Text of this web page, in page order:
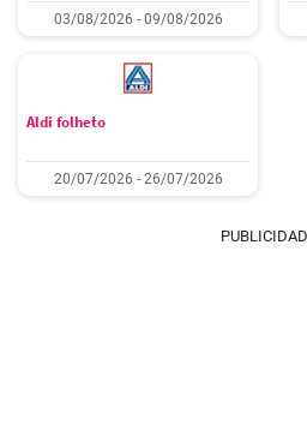
03/08/2026 - 09/08/2026
Aldi folheto
20/07/2026 - 26/07/2026